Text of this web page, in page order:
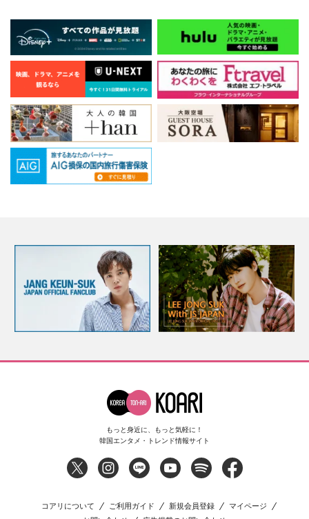
もっと身近に、もっと気軽に！
韓国エンタメ・トレンド情報サイト
コアリについて ご利用ガイド 新規会員登録
マイページ